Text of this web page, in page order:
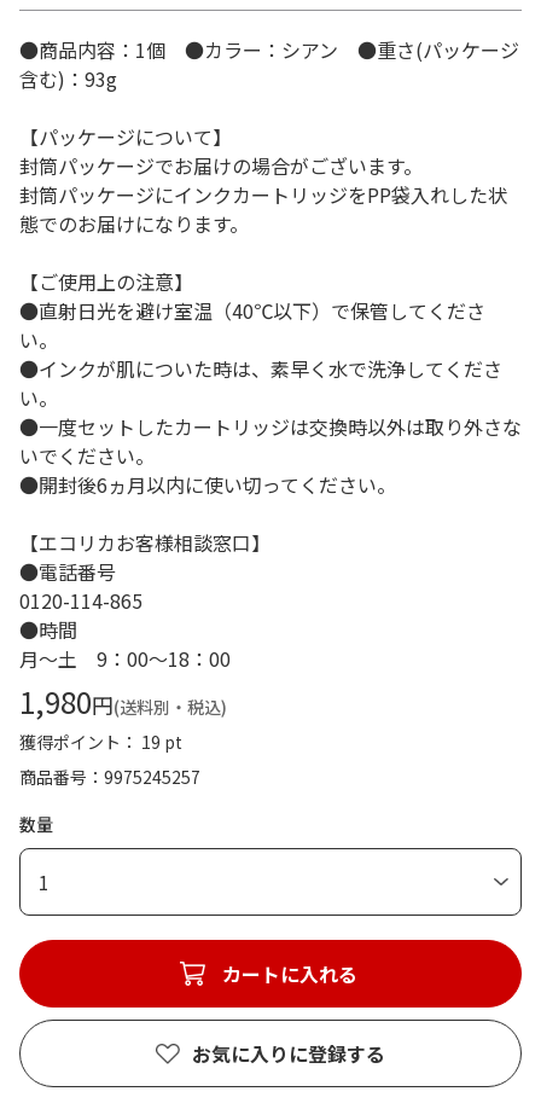
●商品内容：1個 ●カラー：シアン ●重さ(パッケージ
含む)：93g
【パッケージについて】
封筒パッケージでお届けの場合がございます。
封筒パッケージにインクカートリッジをPP袋入れした状
態でのお届けになります。
【ご使用上の注意】
●直射日光を避け室温（40℃以下）で保管してくださ
い。
●インクが肌についた時は、素早く水で洗浄してくださ
い。
●一度セットしたカートリッジは交換時以外は取り外さな
いでください。
●開封後6ヵ月以内に使い切ってください。
【エコリカお客様相談窓口】
●電話番号
0120-114-865
●時間
月～土 9：00～18：00
1,980円(送料別・税込)
獲得ポイント： 19 pt
商品番号
9975245257
数量
1
カートに入れる
お気に入りに登録する